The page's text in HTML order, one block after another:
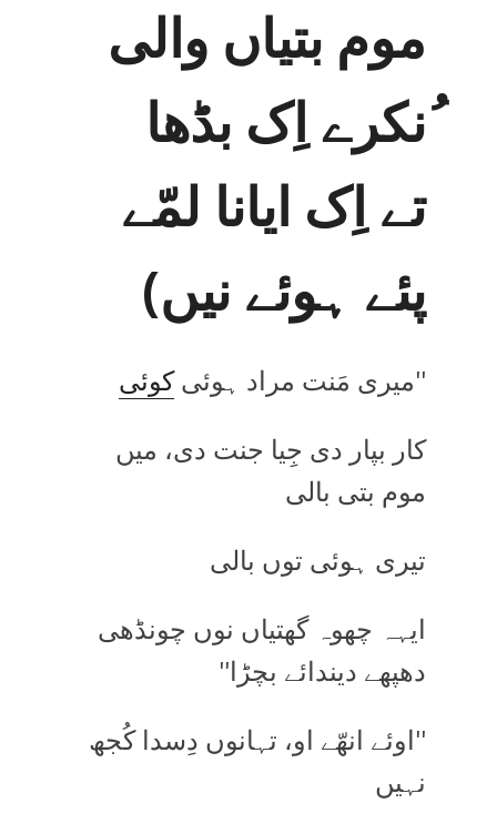
موم بتیاں والی
ُنکرے اِک بڈھا
تے اِک ایانا لمّے
پئے ہوئے نیں)
''میری مَنت مراد ہوئیکوئی
کار بپار دی جِیا جنت دی، میں
موم بتی بالی
تیری ہوئی توں بالی
ایہہ چھوہ گھتیاں نوں چونڈھی
دھپھے دیندائے بچڑا''
''اوئے انھّے او، تہانوں دِسدا کُجھ
نہیں